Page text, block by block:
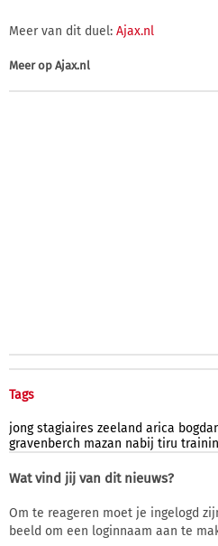
Meer van dit duel: Ajax.nl
Meer op Ajax.nl
Tags
jong stagiaires zeeland arica
gravenberch mazan nabij tiru
Wat vind jij van dit nieuws?
Om te reageren moet je ingelogd
beeld om een loginnaam aan te